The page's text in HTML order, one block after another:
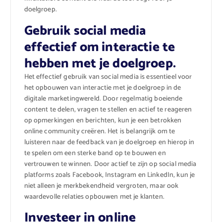
doelgroep.
Gebruik social media
effectief om interactie te
hebben met je doelgroep.
Het effectief gebruik van social media is essentieel voor
het opbouwen van interactie met je doelgroep in de
digitale marketingwereld. Door regelmatig boeiende
content te delen, vragen te stellen en actief te reageren
op opmerkingen en berichten, kun je een betrokken
online community creëren. Het is belangrijk om te
luisteren naar de feedback van je doelgroep en hierop in
te spelen om een sterke band op te bouwen en
vertrouwen te winnen. Door actief te zijn op social media
platforms zoals Facebook, Instagram en LinkedIn, kun je
niet alleen je merkbekendheid vergroten, maar ook
waardevolle relaties opbouwen met je klanten.
Investeer in online